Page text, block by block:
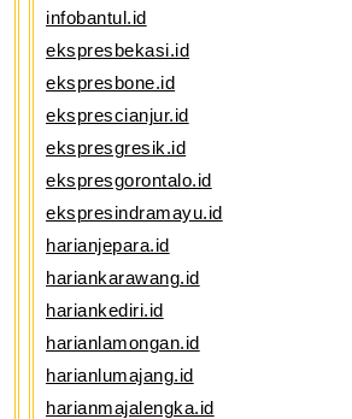
infobantul.id
ekspresbekasi.id
ekspresbone.id
eksprescianjur.id
ekspresgresik.id
ekspresgorontalo.id
ekspresindramayu.id
harianjepara.id
hariankarawang.id
hariankediri.id
harianlamongan.id
harianlumajang.id
harianmajalengka.id